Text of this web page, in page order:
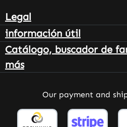
Legal
información útil
Catálogo, buscador de
más
Our payment and